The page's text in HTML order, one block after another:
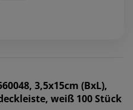
3,5x15cm (BxL),
weiß 100 Stück